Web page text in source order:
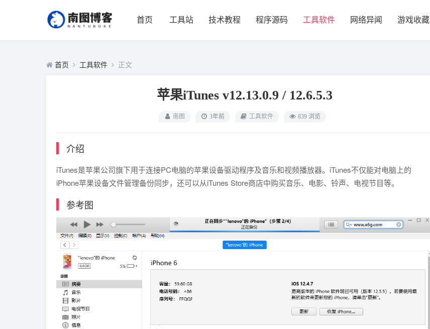
首页 工具站 技术教程 程序源码 工具软件 网络异闻 游戏收藏
首页 工具软件 正文
苹果iTunes v12.13.0.9 / 12.6.5.3
南图 3年前 工具软件 839 浏览
介绍
iTunes是苹果公司旗下用于连接PC电脑的苹果设备驱动程序及音乐和视频播放器。iTunes不仅能对电脑上的
iPhone苹果设备文件管理备份同步，还可以从iTunes Store商店中购买音乐、电影、铃声、电视节目等。
参考图